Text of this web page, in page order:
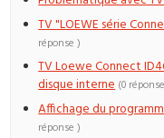
TV "LOEWE série
réponse )
TV Loewe Connect
disque interne (0
Affichage du
réponse )